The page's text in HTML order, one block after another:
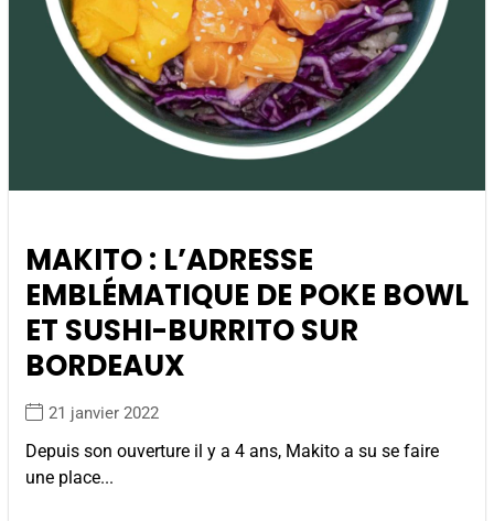
MAKITO : L’ADRESSE
EMBLÉMATIQUE DE POKE BOWL
ET SUSHI-BURRITO SUR
BORDEAUX
21 janvier 2022
Depuis son ouverture il y a 4 ans, Makito a su se faire
une place...